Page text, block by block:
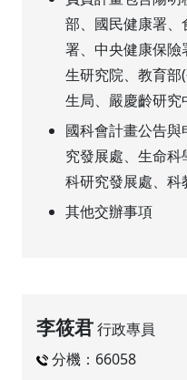
部、國民健康署
署、中央健康保
生研究院、教育
生局、嚴慶齡研
國科會計畫公告
究發展處、生命
科研究發展處、
其他交辦事項
李筱君行政專員
分機：66058